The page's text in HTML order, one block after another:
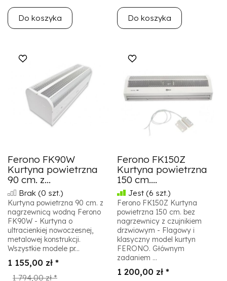
Do koszyka Do koszyka
Ferono FK90W
Kurtyna powietrzna
90 cm. z...
Brak (0 szt.)
Kurtyna powietrzna 90 cm. z
nagrzewnicą wodną Ferono
FK90W - Kurtyna o
ultracienkiej nowoczesnej,
metalowej konstrukcji.
Wszystkie modele pr...
1 155,00 zł *
1 794,00 zł *
Ferono FK150Z
Kurtyna powietrzna
150 cm....
Jest (6 szt.)
Ferono FK150Z Kurtyna
powietrzna 150 cm. bez
nagrzewnicy z czujnikiem
drzwiowym - Flagowy i
klasyczny model kurtyn
FERONO. Głównym
zadaniem ...
1 200,00 zł *